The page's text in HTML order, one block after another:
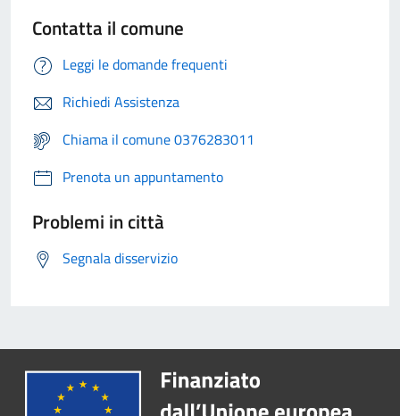
Contatta il comune
Leggi le domande frequenti
Richiedi Assistenza
Chiama il comune 0376283011
Prenota un appuntamento
Problemi in città
Segnala disservizio